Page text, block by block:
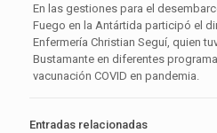
En las gestiones para el
Fuego en la Antártida participó el
Enfermería Christian Seguí, quien
Bustamante en diferentes
vacunación COVID en pandemia.
Entradas relacionadas